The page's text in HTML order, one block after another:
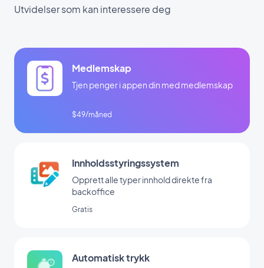
Utvidelser som kan interessere deg
Medlemskap
Tjen penger i appen din med medlemskap
$49/måned
Innholdsstyringssystem
Opprett alle typer innhold direkte fra
backoffice
Gratis
Automatisk trykk